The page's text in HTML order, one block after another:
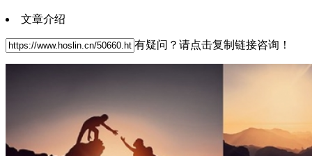
文章介绍
有疑问？请点击复制链接咨询！